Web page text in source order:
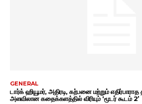
GENERAL
டார்க் ஹியூமர், அதிரடி, கற்பனை மற்றும்
அளவிலான கதைக்களத்தில் விரியும் ‘மூடர் கூடம் 2’